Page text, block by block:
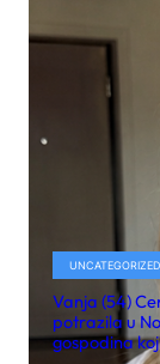
UNCATEGORIZED
Vanja (54)
potrazila u
gospodina